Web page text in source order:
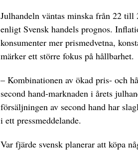
Julhandeln väntas minska från 22
enligt Svensk handels prognos.
konsumenter mer prismedvetna,
märker ett större fokus på hållbarhet.
– Kombinationen av ökad pris- och
second hand-marknaden i årets
försäljningen av second hand har
i ett pressmeddelande.
Var fjärde svensk planerar att köpa